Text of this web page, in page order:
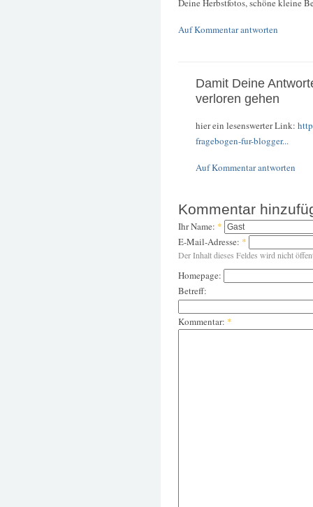
Deine Herbstfotos, schöne kleine
Auf Kommentar antworten
Damit Deine
verloren gehen
hier ein lesenswerter Link:
fragebogen-fur-blogger...
Auf Kommentar antworten
Kommentar
Ihr Name: *
E-Mail-Adresse: *
Der Inhalt dieses Feldes wird nicht
Homepage:
Betreff:
Kommentar: *